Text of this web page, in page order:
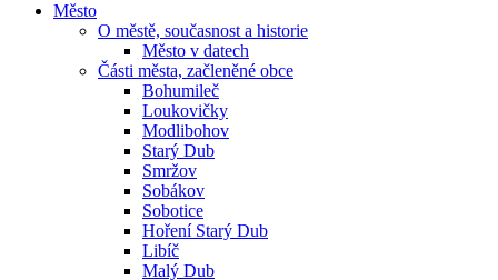
Město
O městě, současnost a historie
Město v datech
Části města, začleněné obce
Bohumileč
Loukovičky
Modlibohov
Starý Dub
Smržov
Sobákov
Sobotice
Hoření Starý Dub
Libíč
Malý Dub